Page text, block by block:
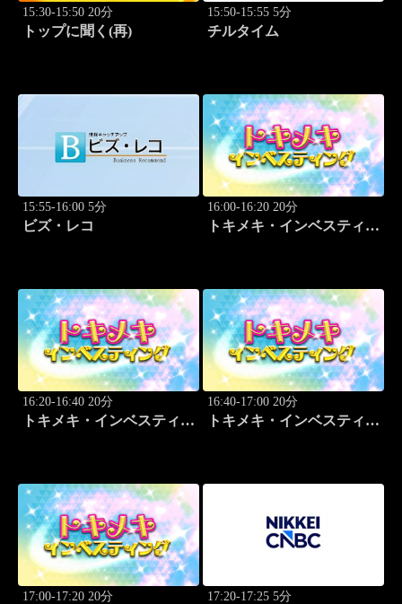
15:30-15:50 20分
トップに聞く(再)
15:50-15:55 5分
チルタイム
15:55-16:00 5分
ビズ・レコ
16:00-16:20 20分
トキメキ・インベスティン
16:20-16:40 20分
トキメキ・インベスティン
16:40-17:00 20分
トキメキ・インベスティン
17:00-17:20 20分 17:20-17:25 5分